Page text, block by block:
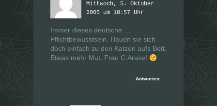
Mittwoch, 5. Oktober
2005 um 18:57 Uhr
Immer dieses deutsche …
Pflichtbewusstsein. Hauen sie sich
doch einfach zu den Katzen aufs Bett.
Etwas mehr Mut, Frau C.Araxe!
Antworten